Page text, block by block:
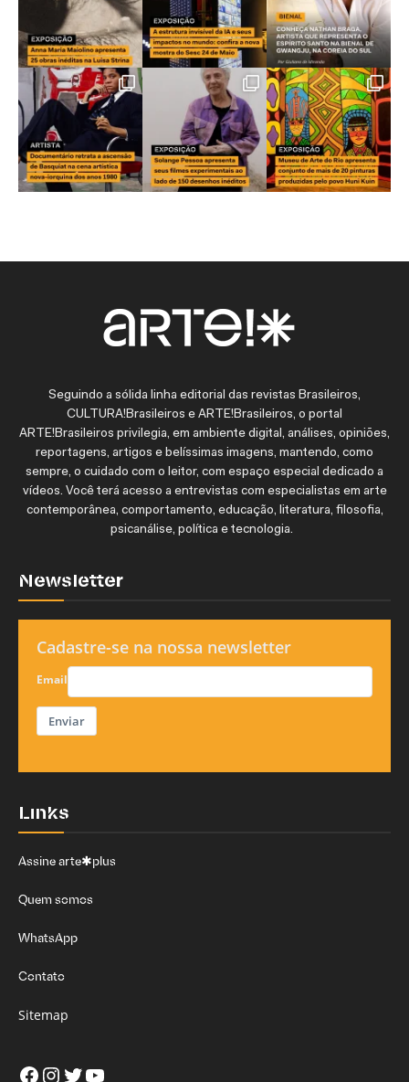
Seguindo a sólida linha editorial das revistas Brasileiros,
CULTURA!Brasileiros e ARTE!Brasileiros, o portal
ARTE!Brasileiros privilegia, em ambiente digital, análises, opiniões,
reportagens, artigos e belíssimas imagens, mantendo, como
sempre, o cuidado com o leitor, com espaço especial dedicado a
vídeos. Você terá acesso a entrevistas com especialistas em arte
contemporânea, comportamento, educação, literatura, filosofia,
psicanálise, política e tecnologia.
Newsletter
Cadastre-se na nossa newsletter
Email
Enviar
Links
Assine arte✱plus
Quem somos
WhatsApp
Contato
Sitemap
Facebook
Instagram
Twitter
Youtube